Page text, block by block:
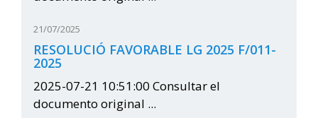
21/07/2025
RESOLUCIÓ FAVORABLE LG 2025 F/011-
2025
2025-07-21 10:51:00 Consultar el
documento original ...